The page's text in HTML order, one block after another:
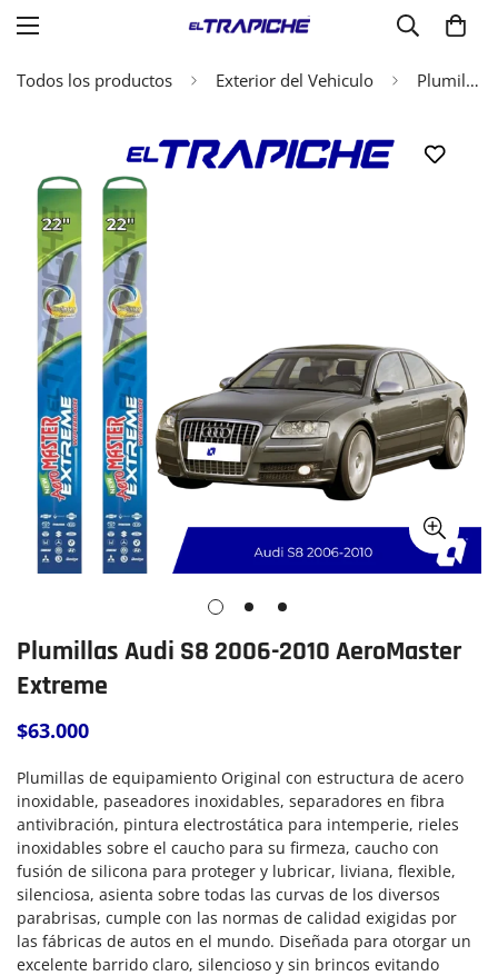
Todos los productos Exterior del Vehiculo Plumillas Audi S8 2006-2010 AeroMaster Extreme
Plumillas Audi S8 2006-2010 AeroMaster
Extreme
Precio
$63.000
Plumillas de equipamiento Original con estructura de acero
inoxidable, paseadores inoxidables, separadores en fibra
antivibración, pintura electrostática para intemperie, rieles
inoxidables sobre el caucho para su firmeza, caucho con
fusión de silicona para proteger y lubricar, liviana, flexible,
silenciosa, asienta sobre todas las curvas de los diversos
parabrisas, cumple con las normas de calidad exigidas por
las fábricas de autos en el mundo. Diseñada para otorgar un
excelente barrido claro, silencioso y sin brincos evitando